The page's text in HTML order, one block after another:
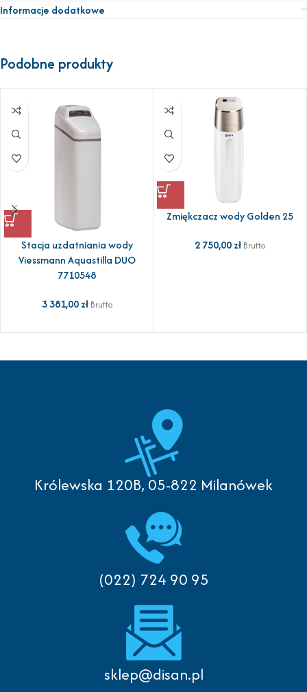
Informacje dodatkowe
Podobne produkty
Stacja uzdatniania wody
Viessmann Aquastilla DUO
7710548
3 381,00zł Brutto
Zmiękczacz wody Golden 25
2 750,00zł Brutto
Królewska 120B, 05-822 Milanówek
(022) 724 90 95
sklep@disan.pl